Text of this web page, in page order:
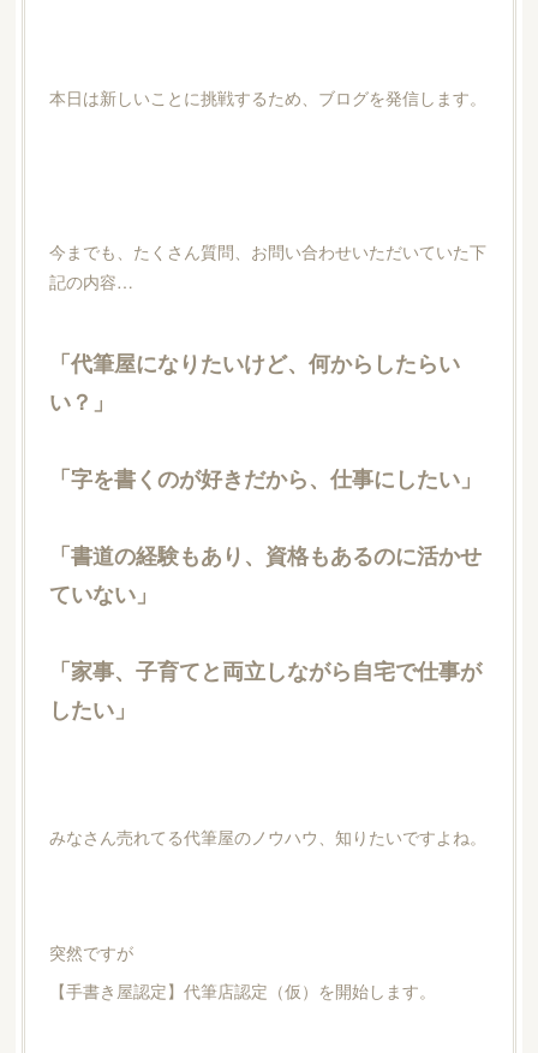
本日は新しいことに挑戦するため、ブログを発信します。
今までも、たくさん質問、お問い合わせいただいていた下
記の内容…
「代筆屋になりたいけど、何からしたらい
い？」
「字を書くのが好きだから、仕事にしたい」
「書道の経験もあり、資格もあるのに活かせ
ていない」
「家事、子育てと両立しながら自宅で仕事が
したい」
みなさん売れてる代筆屋のノウハウ、知りたいですよね。
突然ですが
【手書き屋認定】代筆店認定（仮）を開始します。